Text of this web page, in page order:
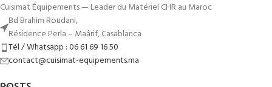
Cuisimat Équipements — Leader du Matériel CHR au Maroc
Bd Brahim Roudani,
Résidence Perla – Maârif, Casablanca
Tél / Whatsapp : 06 61 69 16 50
contact@cuisimat-equipements.ma